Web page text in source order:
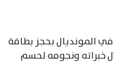
المونديال بحجز بطاقة
خبراته ونجومه لحسم